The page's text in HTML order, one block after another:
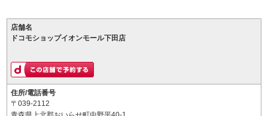
店舗名
ドコモショップイオンモール下田店
住所/電話番号
〒039-2112